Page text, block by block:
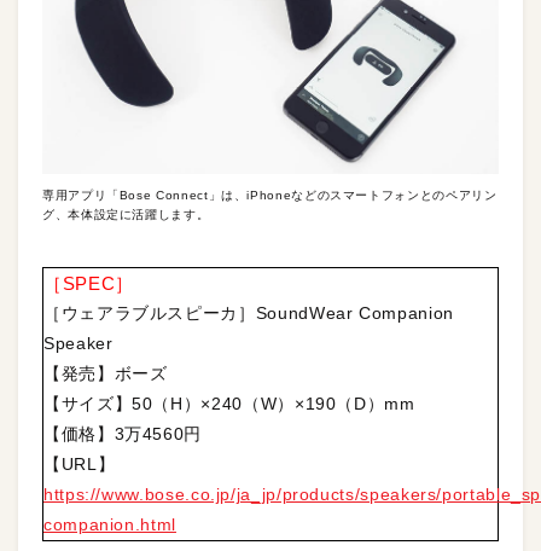
専用アプリ「Bose Connect」は、iPhoneなどのスマートフォンとのペアリン
グ、本体設定に活躍します。
［SPEC］
［ウェアラブルスピーカ］SoundWear Companion
Speaker
【発売】ボーズ
【サイズ】50（H）×240（W）×190（D）mm
【価格】3万4560円
【URL】
https://www.bose.co.jp/ja_jp/products/speakers/
companion.html